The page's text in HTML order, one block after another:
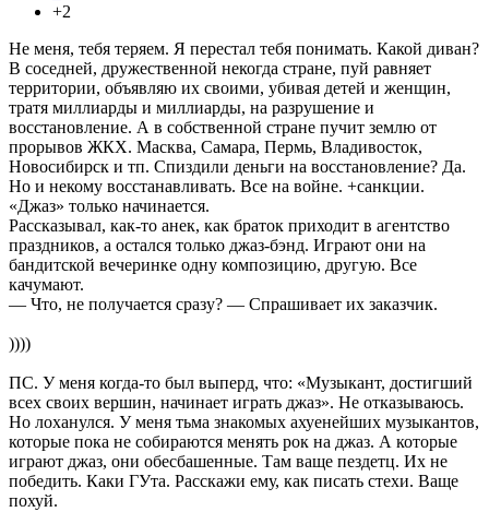
+2
Не меня, тебя теряем. Я перестал тебя понимать. Какой диван?
В соседней, дружественной некогда стране, пуй равняет
территории, объявляю их своими, убивая детей и женщин,
тратя миллиарды и миллиарды, на разрушение и
восстановление. А в собственной стране пучит землю от
прорывов ЖКХ. Масква, Самара, Пермь, Владивосток,
Новосибирск и тп. Спиздили деньги на восстановление? Да.
Но и некому восстанавливать. Все на войне. +санкции.
«Джаз» только начинается.
Рассказывал, как-то анек, как браток приходит в агентство
праздников, а остался только джаз-бэнд. Играют они на
бандитской вечеринке одну композицию, другую. Все
качумают.
— Что, не получается сразу? — Спрашивает их заказчик.
))))
ПС. У меня когда-то был выперд, что: «Музыкант, достигший
всех своих вершин, начинает играть джаз». Не отказываюсь.
Но лоханулся. У меня тьма знакомых ахуенейших музыкантов,
которые пока не собираются менять рок на джаз. А которые
играют джаз, они обесбашенные. Там ваще пездетц. Их не
победить. Каки ГУта. Расскажи ему, как писать стехи. Ваще
похуй.